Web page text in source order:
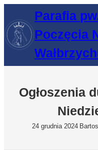
treści
Parafia
Poczęcia
Ogłoszenia
24 grudnia 2024